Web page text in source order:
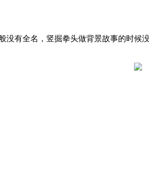
没有全名，竖掘拳头做背景故事的时